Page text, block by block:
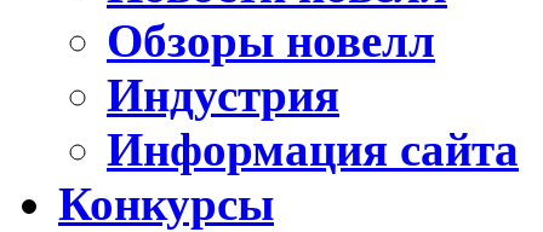
Обзоры новелл
Индустрия
Информация сайта
Конкурсы